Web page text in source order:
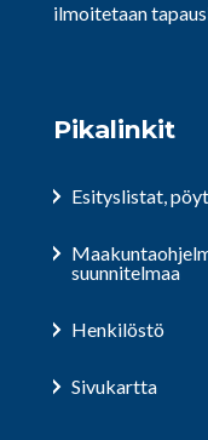
ilmoitetaan
Pikalinkit
Esityslistat,
suunnitelmaa
Henkilöstö
Sivukartta